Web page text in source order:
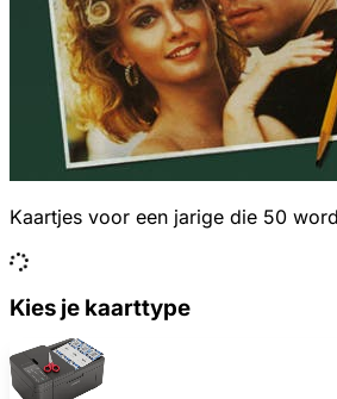
Kaartjes voor een jarige die 50
Kies je kaarttype